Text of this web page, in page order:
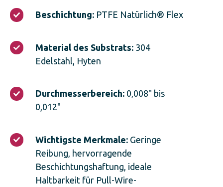
Beschichtung: PTFE Natürlich® Flex
Beschichtung:
PTFE
Flex
Material des Substrats: 304
Edelstahl, Hyten
Material
des
Substrats:
Edelstahl,
Hyten
Durchmesserbereich: 0,008" bis
0,012"
Durchmesserbereich:
0,008"
Wichtigste Merkmale: Geringe
Reibung, hervorragende
Beschichtungshaftung, ideale
Haltbarkeit für Pull-Wire-
Wichtigste
Merkmale:
hervorragende